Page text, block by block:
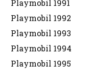
Playmobil 1991
Playmobil 1992
Playmobil 1993
Playmobil 1994
Playmobil 1995